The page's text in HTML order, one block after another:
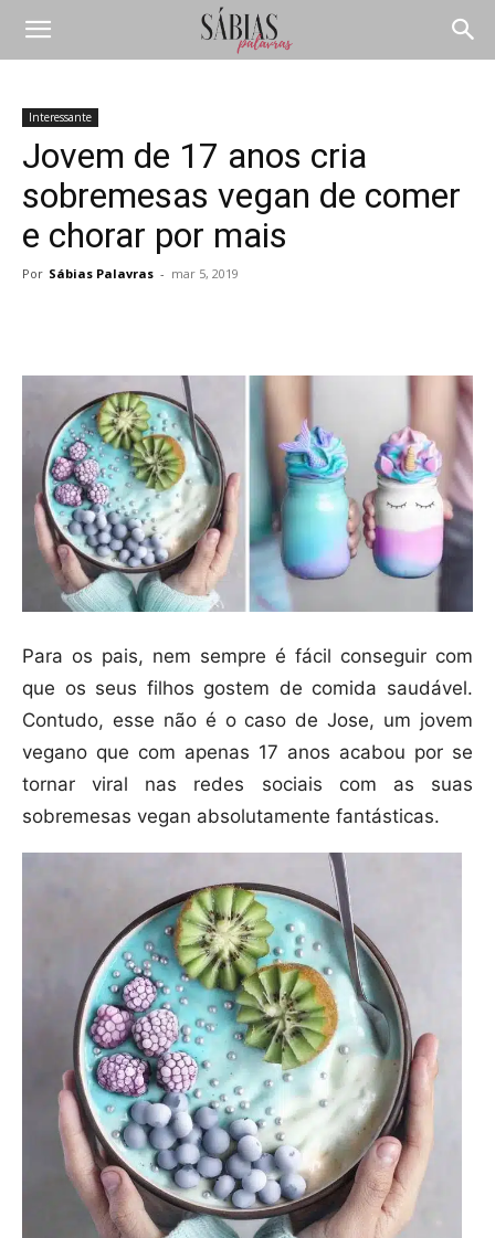
Interessante
Jovem de 17 anos cria
sobremesas vegan de comer
e chorar por mais
Por Sábias Palavras - mar 5, 2019
Para os pais, nem sempre é fácil conseguir com
que os seus filhos gostem de comida saudável.
Contudo, esse não é o caso de Jose, um jovem
vegano que com apenas 17 anos acabou por se
tornar viral nas redes sociais com as suas
sobremesas vegan absolutamente fantásticas.